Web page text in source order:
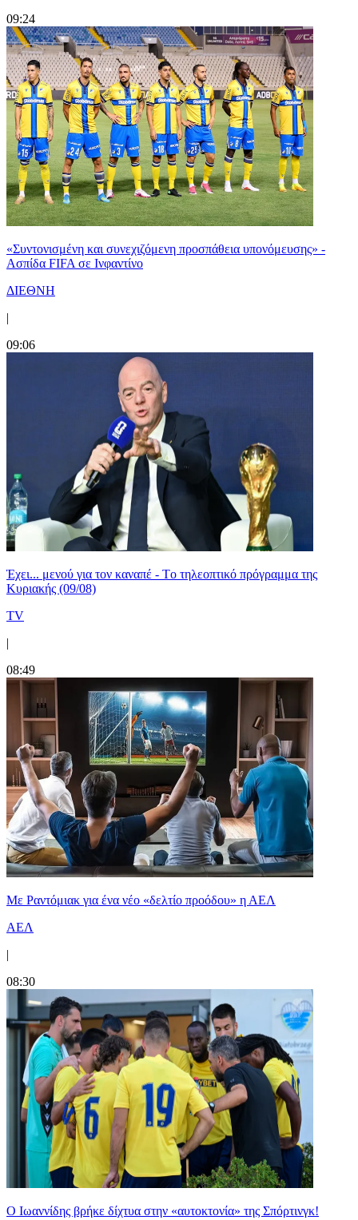
09:24
«Συντονισμένη και συνεχιζόμενη προσπάθεια υπονόμευσης» -
Ασπίδα FIFA σε Ινφαντίνο
ΔΙΕΘΝΗ
|
09:06
Έχει... μενού για τον καναπέ - Tο τηλεοπτικό πρόγραμμα της
Κυριακής (09/08)
TV
|
08:49
Με Ραντόμιακ για ένα νέο «δελτίο προόδου» η ΑΕΛ
ΑΕΛ
|
08:30
Ο Ιωαννίδης βρήκε δίχτυα στην «αυτοκτονία» της Σπόρτινγκ!